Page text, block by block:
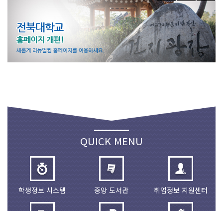
QUICK MENU
학생정보 시스템 중앙 도서관 취업정보 지원센터